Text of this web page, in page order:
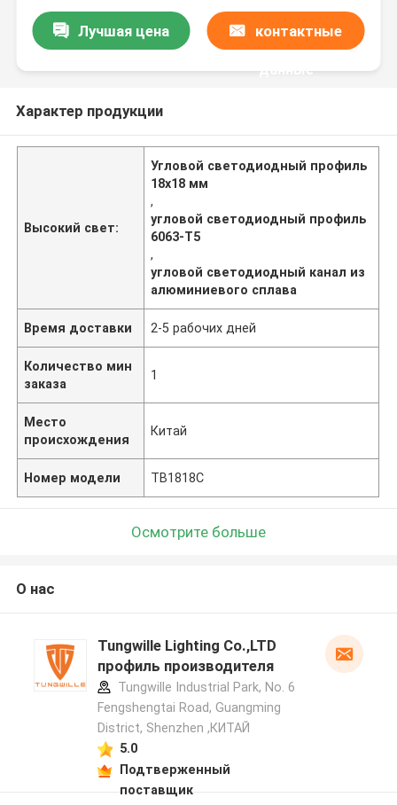
Лучшая цена контактные
данные
Характер продукции
Высокий свет:
Угловой светодиодный профиль
18x18 мм
,
угловой светодиодный профиль
6063-T5
,
угловой светодиодный канал из
алюминиевого сплава
Время доставки 2-5 рабочих дней
Количество мин
заказа
1
Место
происхождения
Китай
Номер модели ТВ1818С
Осмотрите больше
О нас
Tungwille Lighting Co.,LTD
профиль производителя
Tungwille Industrial Park, No. 6
Fengshengtai Road, Guangming
District, Shenzhen ,КИТАЙ
5.0
Подтверженный
поставщик